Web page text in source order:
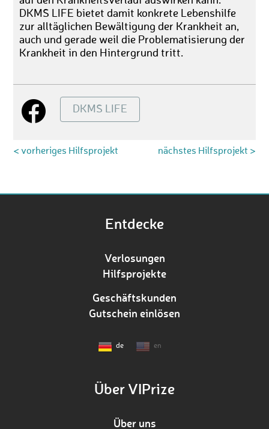
DKMS LIFE bietet damit konkrete Lebenshilfe
zur alltäglichen Bewältigung der Krankheit an,
auch und gerade weil die Problematisierung der
Krankheit in den Hintergrund tritt.
DKMS LIFE
< vorheriges Hilfsprojekt nächstes Hilfsprojekt >
Entdecke
Verlosungen
Hilfsprojekte
Geschäftskunden
Gutschein einlösen
de en
Über VIPrize
Über uns